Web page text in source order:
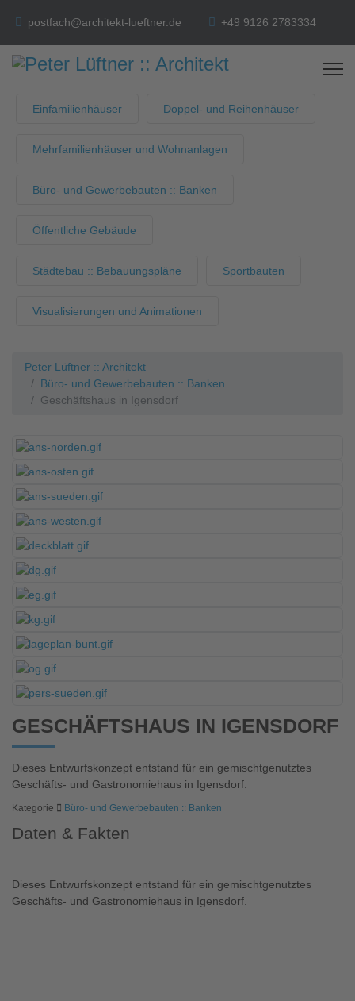
postfach@architekt-lueftner.de +49 9126 2783334
Einfamilienhäuser Doppel- und Reihenhäuser
Mehrfamilienhäuser und Wohnanlagen
Büro- und Gewerbebauten :: Banken
Öffentliche Gebäude
Städtebau :: Bebauungspläne Sportbauten
Visualisierungen und Animationen
Peter Lüftner :: Architekt
Büro- und Gewerbebauten :: Banken
Geschäftshaus in Igensdorf
GESCHÄFTSHAUS IN IGENSDORF
Dieses Entwurfskonzept entstand für ein gemischtgenutztes
Geschäfts- und Gastronomiehaus in Igensdorf.
Kategorie Büro- und Gewerbebauten :: Banken
Daten & Fakten
Dieses Entwurfskonzept entstand für ein gemischtgenutztes
Geschäfts- und Gastronomiehaus in Igensdorf.